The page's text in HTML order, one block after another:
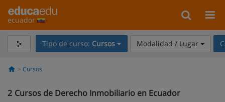
ecuador
Tipo de curso: Cursos Modalidad / Lugar
Cursos
2 Cursos de Derecho Inmobiliario en Ecuador